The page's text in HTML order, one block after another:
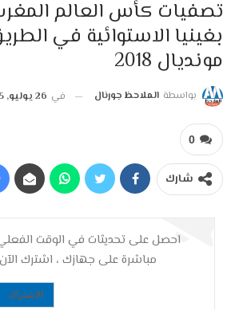
تصفيات كأس العالم
بغينيا الاستوائية في
مونديال 2018
بواسطة الملاحظ جورنال في 26 يوليو, 2015
0
شارك
احصل على تحديثات في الوقت
مباشرة على جهازك ، اشترك
الاشتراك